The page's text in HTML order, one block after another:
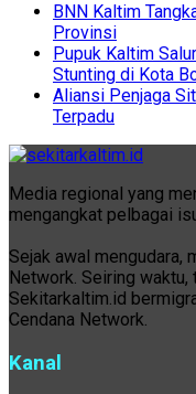
BNN Kaltim
Provinsi
Pupuk Kaltim
Stunting di Kota
Aliansi Penjaga
Terpadu
Media regional yang
mengangkat pelbagai
Sejak awal mengudara,
Network. Seiring
Sekitarkaltim.id
Cendana Network.
Kanal